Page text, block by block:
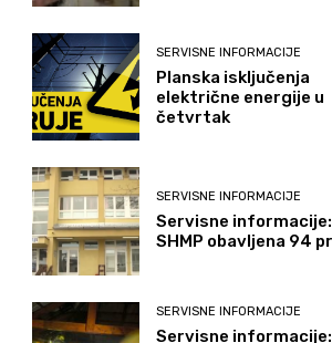
SERVISNE INFORMACIJE
Planska isključenja
električne energije u
četvrtak
SERVISNE INFORMACIJE
Servisne informacije:
SHMP obavljena 94
SERVISNE INFORMACIJE
Servisne informacije: